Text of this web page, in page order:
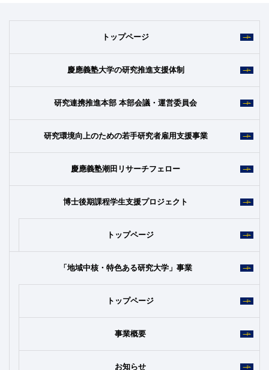
トップページ
慶應義塾大学の研究推進支援体制
研究連携推進本部 本部会議・運営委員会
研究環境向上のための若手研究者雇用支援事業
慶應義塾潮田リサーチフェロー
博士後期課程学生支援プロジェクト
トップページ
「地域中核・特色ある研究大学」事業
トップページ
事業概要
お知らせ